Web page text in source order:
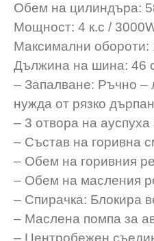
Обем на цилиндъра:
Мощност: 4 к.с /
Максимални обороти:
Дължина на шина: 46
– Запалване: Ръчно –
нужда от рязко
– 3 отвора на
– Състав на горивна
– Обем на горивния
– Обем на масления
– Спирачка: Блокира
– Маслена помпа за
– Центробежен